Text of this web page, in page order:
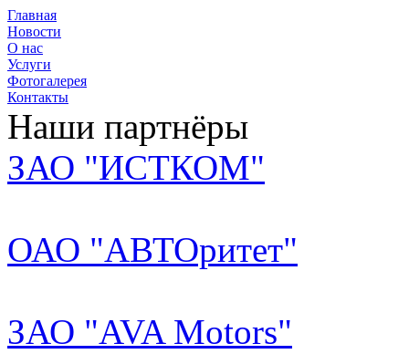
Главная
Новости
О нас
Услуги
Фотогалерея
Контакты
Наши партнёры
ЗАО "ИСТКОМ"
ОАО "AВТОритет"
ЗАО "AVA Motors"